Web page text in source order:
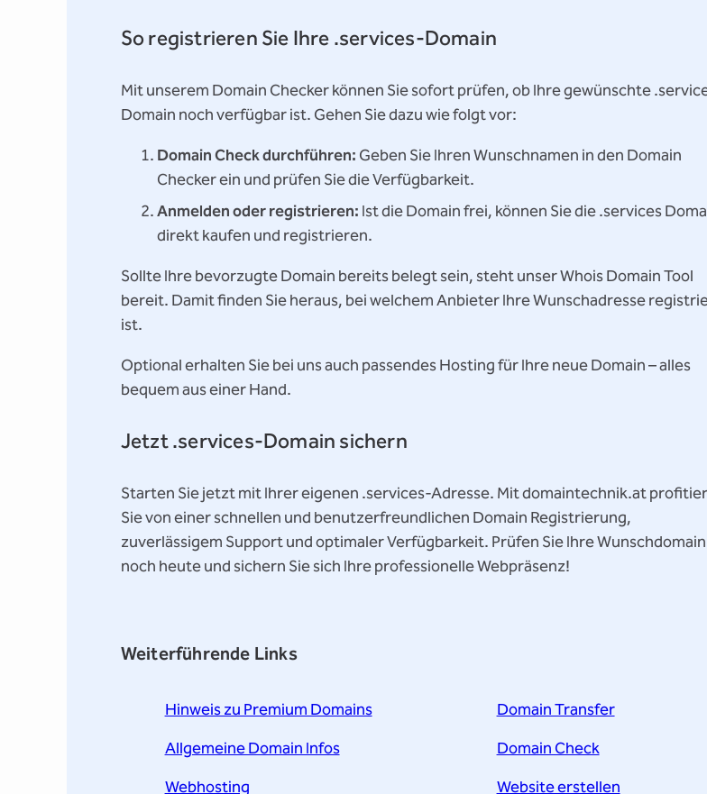
So registrieren Sie Ihre .services-Domain
Mit unserem Domain Checker können Sie sofort prüfen, ob Ihre gewünschte
Domain noch verfügbar ist. Gehen Sie dazu wie folgt vor:
Domain Check durchführen: Geben Sie Ihren Wunschnamen in den Domain
Checker ein und prüfen Sie die Verfügbarkeit.
Anmelden oder registrieren: Ist die Domain frei, können Sie die .services
direkt kaufen und registrieren.
Sollte Ihre bevorzugte Domain bereits belegt sein, steht unser Whois Domain Tool
bereit. Damit finden Sie heraus, bei welchem Anbieter Ihre Wunschadresse
ist.
Optional erhalten Sie bei uns auch passendes Hosting für Ihre neue Domain – alles
bequem aus einer Hand.
Jetzt .services-Domain sichern
Starten Sie jetzt mit Ihrer eigenen .services-Adresse. Mit domaintechnik.at
Sie von einer schnellen und benutzerfreundlichen Domain Registrierung,
zuverlässigem Support und optimaler Verfügbarkeit. Prüfen Sie Ihre Wunschdomain
noch heute und sichern Sie sich Ihre professionelle Webpräsenz!
Weiterführende Links
Hinweis zu Premium Domains Domain Transfer
Allgemeine Domain Infos Domain Check
Webhosting Website erstellen